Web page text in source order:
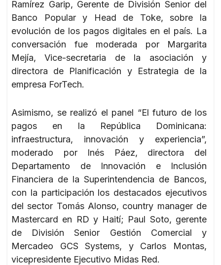
Ramírez Garip, Gerente de División Senior del
Banco Popular y Head de Toke, sobre la
evolución de los pagos digitales en el país. La
conversación fue moderada por Margarita
Mejía, Vice-secretaria de la asociación y
directora de Planificación y Estrategia de la
empresa ForTech.
Asimismo, se realizó el panel “El futuro de los
pagos en la República Dominicana:
infraestructura, innovación y experiencia”,
moderado por Inés Páez, directora del
Departamento de Innovación e Inclusión
Financiera de la Superintendencia de Bancos,
con la participación los destacados ejecutivos
del sector Tomás Alonso, country manager de
Mastercard en RD y Haití; Paul Soto, gerente
de División Senior Gestión Comercial y
Mercadeo GCS Systems, y Carlos Montas,
vicepresidente Ejecutivo Midas Red.